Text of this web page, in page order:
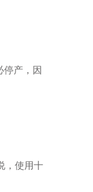
停产，因
，使用十